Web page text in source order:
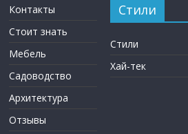
Контакты
Стоит знать
Мебель
Садоводство
Архитектура
Отзывы
Стили
Стили
Хай-тек